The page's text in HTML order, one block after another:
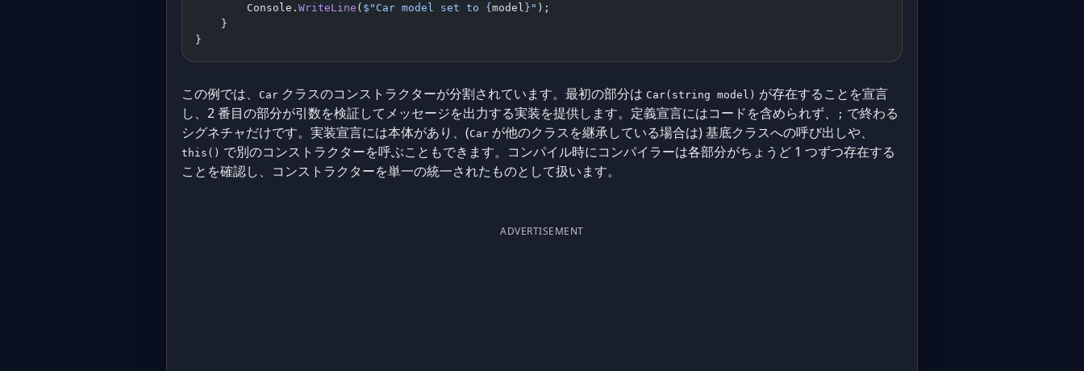
        Console.
WriteLine ( $"Car model set to { model } " );
    }
}
この例では、 Car クラスのコンストラクターが分割されています。最初の部分は Car(string model) が存在することを宣言
し、2 番目の部分が引数を検証してメッセージを出力する実装を提供します。定義宣言にはコードを含められず、
; で終わる
シグネチャだけです。実装宣言には本体があり、(Car が他のクラスを継承している場合は) 基底クラスへの呼び出しや、
this() で別のコンストラクターを呼ぶこともできます。コンパイル時にコンパイラーは各部分がちょうど 1 つずつ存在する
ことを確認し、コンストラクターを単一の統一されたものとして扱います。
ADVERTISEMENT